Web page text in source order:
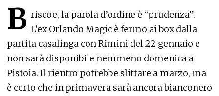
B riscoe, la parola d’ordine è “prudenza”.
L’ex Orlando Magic è fermo ai box dalla
partita casalinga con Rimini del 22 gennaio e
non sarà disponibile nemmeno domenica a
Pistoia. Il rientro potrebbe slittare a marzo, ma
è certo che in primavera sarà ancora bianconero